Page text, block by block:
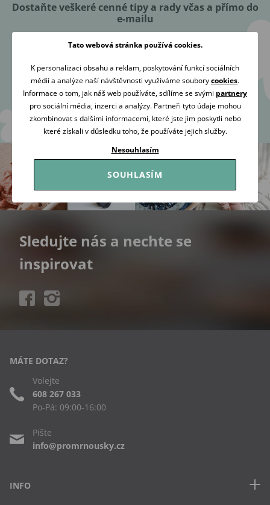
Dostaňte veškeré cenné tipy a rady včas a přímo do
e-mailu
Přihlásit se
Souhlasím sezpracováním osobních údajůza účelem zaslání
newsletteru.
Sledujte nás a nechte se
inspirovat
INFO
MÁTE DOTAZ?
Volejte
608 267 033
Po-Pá: 09:00-16:00
Pište
info@promrnousky.cz
Tato webová stránka používá cookies.
K personalizaci obsahu a reklam, poskytování funkcí sociálních
médií a analýze naší návštěvnosti využíváme souborycookies.
Informace o tom, jak náš web používáte, sdílíme se svými partnery
pro sociální média, inzerci a analýzy. Partneři tyto údaje mohou
zkombinovat s dalšími informacemi, které jste jim poskytli nebo
které získali v důsledku toho, že používáte jejich služby.
Nesouhlasím
SOUHLASÍM